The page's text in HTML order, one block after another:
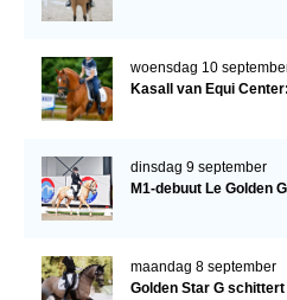
woensdag 10
Kasall van Equi
dinsdag 9 september
M1-debuut Le Golden
maandag 8 september
Golden Star G